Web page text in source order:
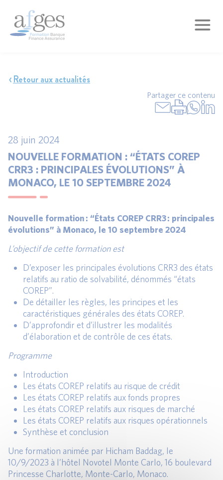
Retour aux actualités
Partager ce contenu
28 juin 2024
NOUVELLE FORMATION : “ÉTATS COREP
CRR3 : PRINCIPALES ÉVOLUTIONS” À
MONACO, LE 10 SEPTEMBRE 2024
Nouvelle formation : “États COREP CRR3 : principales
évolutions” à Monaco, le 10 septembre 2024
L’objectif de cette formation est
D’exposer les principales évolutions CRR3 des états
relatifs au ratio de solvabilité, dénommés “états
COREP”.
De détailler les règles, les principes et les
caractéristiques générales des états COREP.
D’approfondir et d’illustrer les modalités
d’élaboration et de contrôle de ces états.
Programme
Introduction
Les états COREP relatifs au risque de crédit
Les états COREP relatifs aux fonds propres
Les états COREP relatifs aux risques de marché
Les états COREP relatifs aux risques opérationnels
Synthèse et conclusion
Une formation animée par Hicham Baddag, le
10/9/2023 à l’hôtel Novotel Monte Carlo, 16 boulevard
Princesse Charlotte, Monte-Carlo, Monaco.